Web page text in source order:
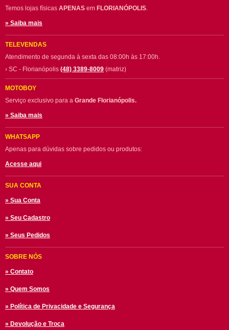
Temos lojas físicas APENAS em FLORIANÓPOLIS.
» Saiba mais
TELEVENDAS
Atendimento de segunda à sexta das 08:00h às 17:00h.
› SC - Florianópolis (48) 3389-8009 (matriz)
MOTOBOY
Serviço exclusivo para a Grande Florianópolis.
» Saiba mais
WHATSAPP
Apenas para dúvidas sobre pedidos ou produtos:
Acesse aqui
SUA CONTA
» Sua Conta
» Seu Cadastro
» Seus Pedidos
SOBRE NÓS
» Contato
» Quem Somos
» Política de Privacidade e Segurança
» Devolução e Troca